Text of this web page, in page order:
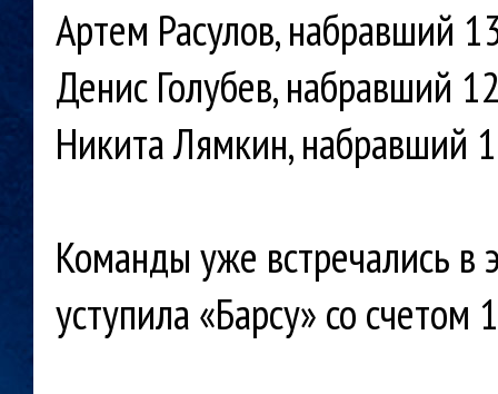
Артем Расулов, набравший
Денис Голубев, набравший
Никита Лямкин, набравший
Команды уже встречались в
уступила «Барсу» со счетом